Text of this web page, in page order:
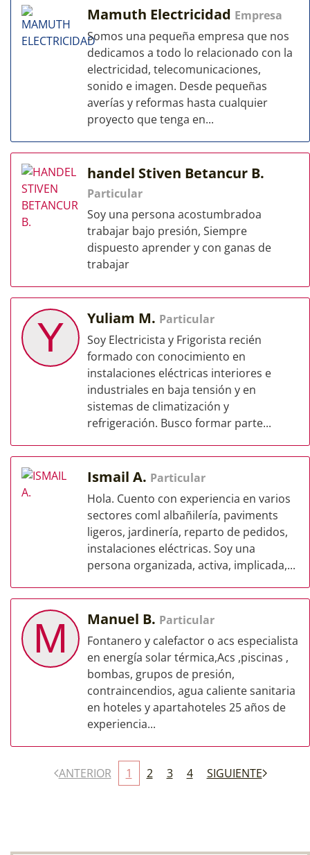
Mamuth Electricidad Empresa
Somos una pequeña empresa que nos
dedicamos a todo lo relacionado con la
electricidad, telecomunicaciones,
sonido e imagen. Desde pequeñas
averías y reformas hasta cualquier
proyecto que tenga en...
handel Stiven Betancur B.
Particular
Soy una persona acostumbradoa
trabajar bajo presión, Siempre
dispuesto aprender y con ganas de
trabajar
Y Yuliam M. Particular
Soy Electricista y Frigorista recién
formado con conocimiento en
instalaciones eléctricas interiores e
industriales en baja tensión y en
sistemas de climatización y
refrigeración. Busco formar parte...
Ismail A. Particular
Hola. Cuento con experiencia en varios
sectores coml albañilería, paviments
ligeros, jardinería, reparto de pedidos,
instalaciones eléctricas. Soy una
persona organizada, activa, implicada,...
M Manuel B. Particular
Fontanero y calefactor o acs especialista
en energía solar térmica,Acs ,piscinas ,
bombas, grupos de presión,
contraincendios, agua caliente sanitaria
en hoteles y apartahoteles 25 años de
experiencia...
ANTERIOR 1 2 3 4 SIGUIENTE